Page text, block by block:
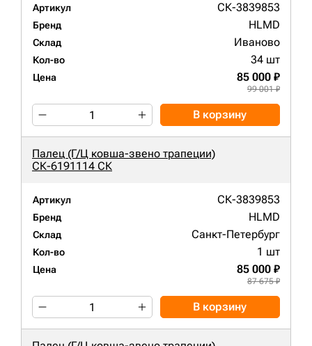
Артикул СК-3839853
Бренд HLMD
Склад Иваново
Кол-во 34 шт
Цена 85 000 ₽
99 001 ₽
В корзину
Палец (Г/Ц ковша-звено трапеции)
СК-6191114 СК
Артикул СК-3839853
Бренд HLMD
Склад Санкт-Петербург
Кол-во 1 шт
Цена 85 000 ₽
87 675 ₽
В корзину